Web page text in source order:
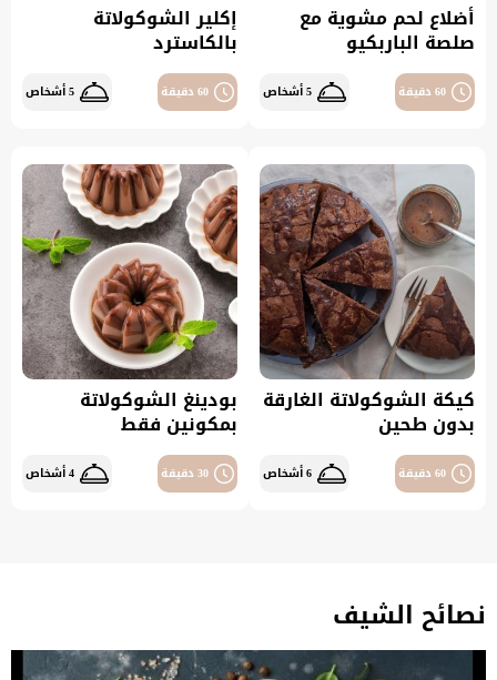
أضلاع لحم مشوية مع
صلصة الباربكيو
60 دقيقة 5 أشخاص
إكلير الشوكولاتة
بالكاسترد
60 دقيقة 5 أشخاص
كيكة الشوكولاتة الغارقة
بدون طحين
60 دقيقة 6 أشخاص
بودينغ الشوكولاتة
بمكونين فقط
30 دقيقة 4 أشخاص
نصائح الشيف